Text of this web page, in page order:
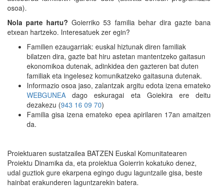
osoa).
Nola parte hartu? Goierriko 53 familia behar dira gazte bana
etxean hartzeko. Interesatuek zer egin?
Familien ezaugarriak: euskal hiztunak diren familiak
bilatzen dira, gazte bat hiru astetan mantentzeko gaitasun
ekonomikoa dutenak, adinkidea den gazteren bat duten
familiak eta ingelesez komunikatzeko gaitasuna dutenak.
Informazio osoa jaso, zalantzak argitu edota izena emateko
WEBGUNEA dago eskuragai eta Goiekira ere deitu
dezakezu (943 16 09 70)
Familia gisa izena emateko epea apirilaren 17an amaitzen
da.
Proiektuaren sustatzailea BATZEN Euskal Komunitatearen
Proiektu Dinamika da, eta proiektua Goierrin kokatuko denez,
udal guztiok gure ekarpena egingo dugu laguntzaile gisa, beste
hainbat erakunderen laguntzarekin batera.